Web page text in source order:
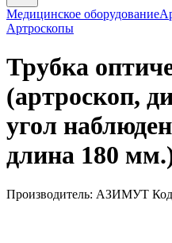
Медицинское оборудование
Артроскопы
Трубка
(артроскоп,
угол
длина 180
Производитель: АЗИМУТ